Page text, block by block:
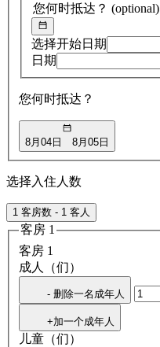
您何时抵达？ (optional)
选择开始日期
日期
您何时抵达？
8月04日 8月05日
选择入住人数
1 客房数 - 1 客人
客房 1
客房 1
成人（们）
- 删除一名成年人
+加一个成年人
儿童（们）